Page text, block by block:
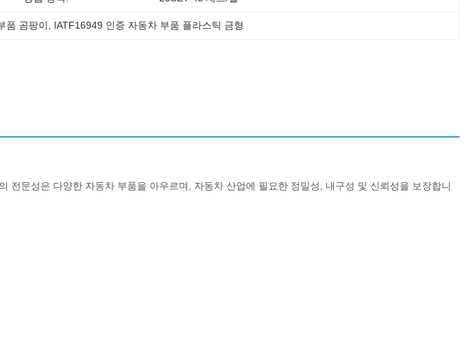
품 곰팡이 IATF16949 인증 자동차 부품 플라스틱 금형
문성은 다양한 자동차 부품을 아우르며, 자동차 산업에 필요한 정밀성, 내구성 및 신뢰성을 보장합니